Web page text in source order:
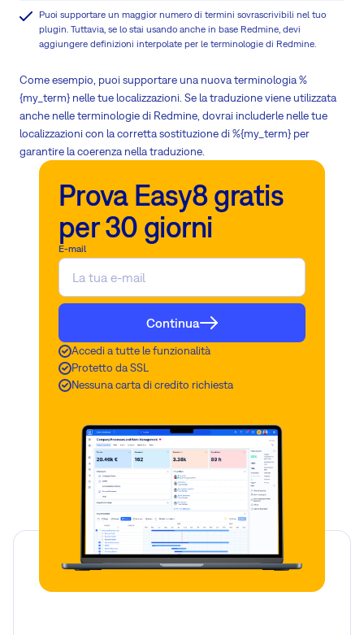
Puoi supportare un maggior numero di termini sovrascrivibili nel tuo
plugin. Tuttavia, se lo stai usando anche in base Redmine, devi
aggiungere definizioni interpolate per le terminologie di Redmine.
Come esempio, puoi supportare una nuova terminologia %
{my_term} nelle tue localizzazioni. Se la traduzione viene utilizzata
anche nelle terminologie di Redmine, dovrai includerle nelle tue
localizzazioni con la corretta sostituzione di %{my_term} per
garantire la coerenza nella traduzione.
Prova Easy8 gratis
per 30 giorni
E-mail
Continua
Accedi a tutte le funzionalità
Protetto da SSL
Nessuna carta di credito richiesta